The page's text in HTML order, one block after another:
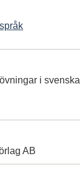
i svenska
AB